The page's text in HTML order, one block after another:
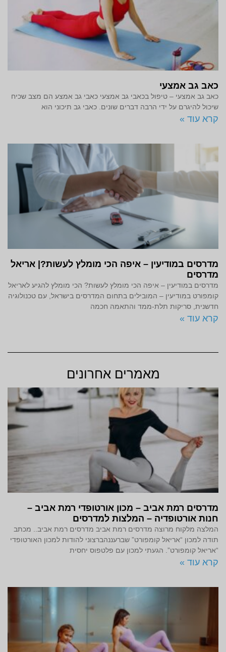
כאב גב אמצעי
כאב גב אמצעי – טיפול בכאבי גב אמצעי כאבי גב אמצע הם מצב שכיח
שיכול להיגרם על ידי הרבה דברים שונים. כאבי גב תיכוני הוא
קרא עוד »
מדרסים במודיעין – איפה הכי מומלץ לעשות?| אריאל
מדרסים
מדרסים במודיעין – איפה הכי מומלץ לעשות? הכי מומלץ להגיע לאריאל
קומפורט במודיעין – המובילים בתחום המדרסים בישראל, עם טכנולוגיה
חדשנית, סריקות תלת-ממד והתאמה חכמה
קרא עוד »
מאמרים אחרונים
מדרסים רמת אביב – מכון אורטופדי רמת אביב –
חנות אורטופדיה – המלצות למדרסים
המלצה מלקוח מרוצה מדרסים רמת אביב מדרסים רמת אביב.. מכתב
תודה למכון “אריאל קומפורט” שברעננהברצוני להודות למכון האורטופדי
“אריאל קומפורט”. הגעתי למכון עם פלטפוס יחסית
קרא עוד »